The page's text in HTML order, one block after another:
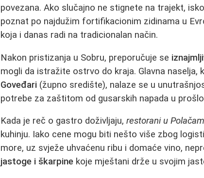
povezana. Ako slučajno ne stignete na trajekt,
poznat po najdužim fortifikacionim zidinama u
koja i danas radi na tradicionalan način.
Nakon pristizanja u Sobru, preporučuje se
mogli da istražite ostrvo do kraja. Glavna naselja,
Goveđari (župno središte), nalaze se u
potrebe za zaštitom od gusarskih napada u
Kada je reč o gastro doživljaju,restorani u
kuhinju. Iako cene mogu biti nešto više zbog
more, uz svježe uhvaćenu ribu i domaće vino,
jastoge i škarpine koje mještani drže u svojim